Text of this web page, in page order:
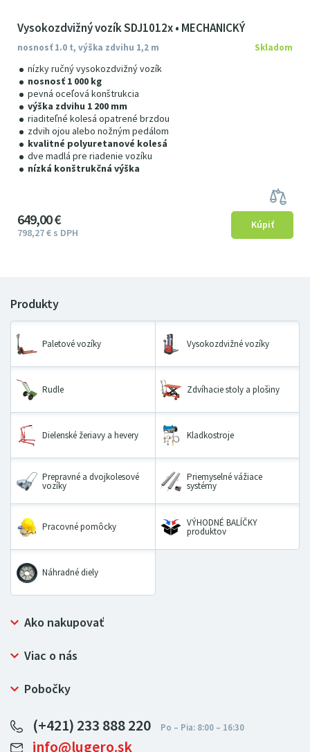
Vysokozdvižný vozík SDJ1012x • MECHANICKÝ
nosnosť 1.0 t, výška zdvihu 1,2 m
nízky ručný vysokozdvižný vozík
nosnosť 1 000 kg
pevná oceľová konštrukcia
výška zdvihu 1 200 mm
riaditeľné kolesá opatrené brzdou
zdvih ojou alebo nožným pedálom
kvalitné polyuretanové kolesá
dve madlá pre riadenie vozíku
nízká konštrukčná výška
Skladom
649 00€
798 27€ s DPH
Paletové vozíky Vysokozdvižné vozíky
Rudle Zdvíhacie stoly a plošiny
Dielenské žeriavy a hevery Kladkostroje
Prepravné a dvojkolesové
vozíky
Priemyselné vážiace
systémy
Pracovné pomôcky VÝHODNÉ BALÍČKY
produktov
Náhradné diely
Ako nakupovať
Prečo nakupovať u LUGERO
Ochrana osobných údajov
Viac o nás
Bezpečný nákup
Certifikát NATUR-PACK
Pre predajcov
Pobočky
LUGERO Nemecko
(+421) 233 888 220
info@lugero.sk